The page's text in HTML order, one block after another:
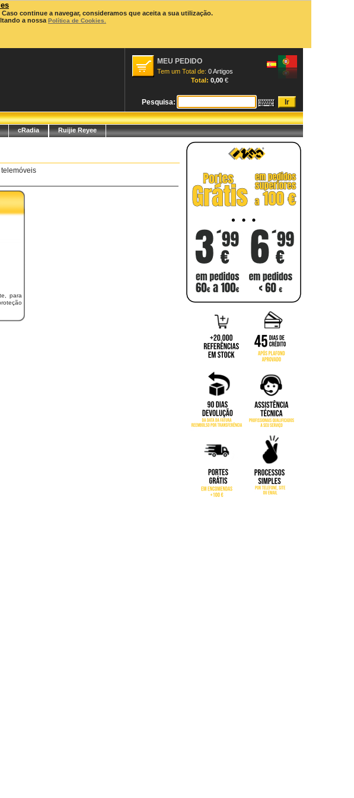
continue a navegar, consideramos que aceita a sua utilização.
a nossa Política de Cookies.
MEU PEDIDO
Tem um Total de: 0 Artigos
Total: 0,00 €
Pesquisa:
cRadia Ruijie Reyee
para